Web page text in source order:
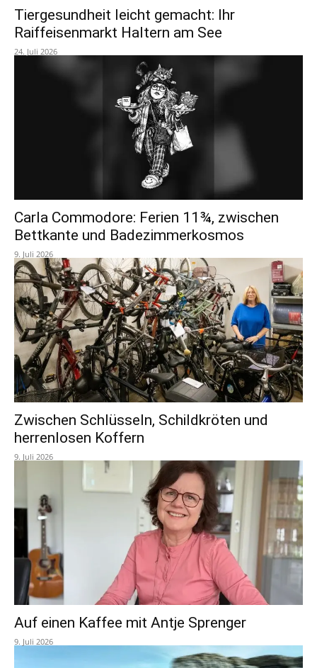
Tiergesundheit leicht gemacht: Ihr
Raiffeisenmarkt Haltern am See
24. Juli 2026
Carla Commodore: Ferien 11¾, zwischen
Bettkante und Badezimmerkosmos
9. Juli 2026
Zwischen Schlüsseln, Schildkröten und
herrenlosen Koffern
9. Juli 2026
Auf einen Kaffee mit Antje Sprenger
9. Juli 2026